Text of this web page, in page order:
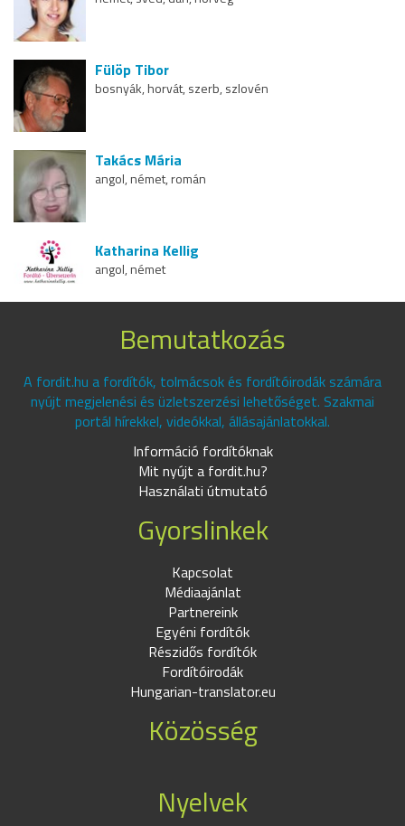
Fülöp Tibor
bosnyák, horvát, szerb, szlovén
Takács Mária
angol, német, román
Katharina Kellig
angol, német
Bemutatkozás
A fordit.hu a fordítók, tolmácsok és fordítóirodák számára
nyújt megjelenési és üzletszerzési lehetőséget. Szakmai
portál hírekkel, videókkal, állásajánlatokkal.
Információ fordítóknak
Mit nyújt a fordit.hu?
Használati útmutató
Gyorslinkek
Kapcsolat
Médiaajánlat
Partnereink
Egyéni fordítók
Részidős fordítók
Fordítóirodák
Hungarian-translator.eu
Közösség
Nyelvek